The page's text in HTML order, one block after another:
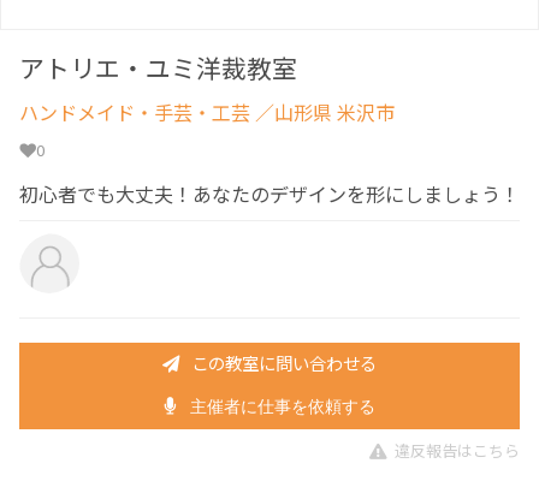
アトリエ・ユミ洋裁教室
ハンドメイド・手芸・工芸 ／山形県 米沢市
0
初心者でも大丈夫！あなたのデザインを形にしましょう！
この教室に問い合わせる
主催者に仕事を依頼する
違反報告はこちら